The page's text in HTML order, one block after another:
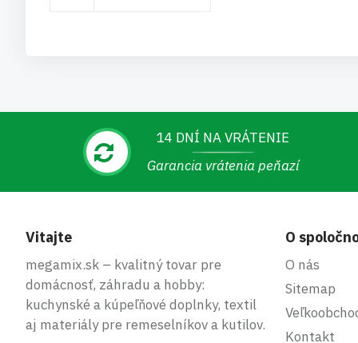
14 DNÍ NA VRÁTENIE
Garancia vrátenia peňazí
Vitajte
megamix.sk – kvalitný tovar pre
domácnosť, záhradu a hobby:
kuchynské a kúpeľňové doplnky, textil
aj materiály pre remeselníkov a kutilov.
O
O nás
Sitemap
Kontakt